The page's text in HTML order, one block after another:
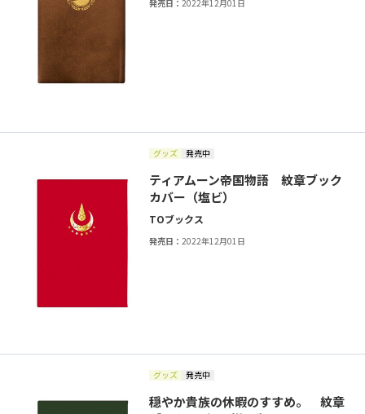
発売日：2022年12月01日
グッズ 発売中
ティアムーン帝国物語 紋章ブック
カバー（塩ビ）
TOブックス
発売日：2022年12月01日
グッズ 発売中
穏やか貴族の休暇のすすめ。 紋章